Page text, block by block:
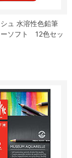
ュ 水溶性色鉛筆
ーソフト 12色セッ